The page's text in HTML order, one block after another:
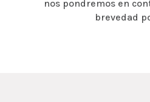
nos pondremos en
brevedad